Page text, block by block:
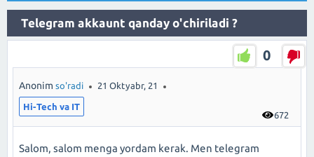
Telegram akkaunt qanday o'chiriladi ?
0
672
Anonim so'radi 21 Oktyabr, 21
Hi-Tech va IT
Salom, salom menga yordam kerak. Men telegram